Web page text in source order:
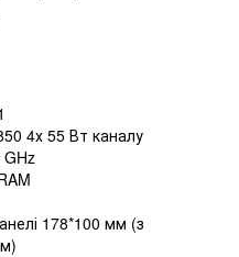
4х 55 Вт каналу
178*100 мм (з